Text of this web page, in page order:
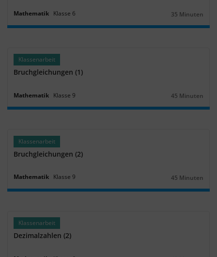
Mathematik Klasse 6
Dauer:
35 Minuten
Klassenarbeit
Bruchgleichungen (1)
Mathematik Klasse 9
Dauer:
45 Minuten
Klassenarbeit
Bruchgleichungen (2)
Mathematik Klasse 9
Dauer:
45 Minuten
Klassenarbeit
Dezimalzahlen (2)